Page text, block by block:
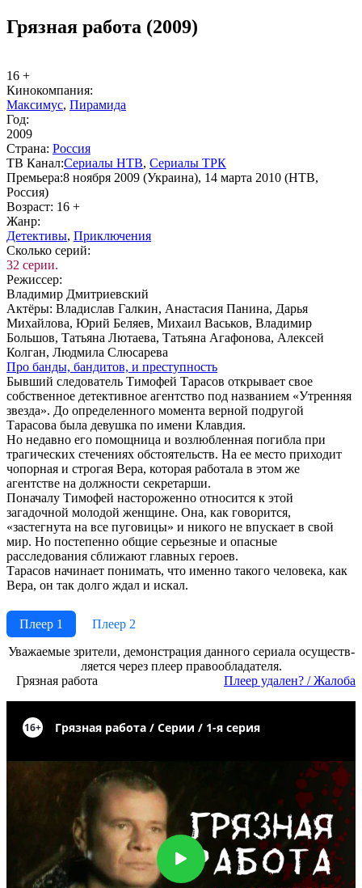
Грязная работа (2009)
16 +
Ки­но­ком­па­ния:
Максимус, Пирамида
Год:
2009
Стра­на: Рос­сия
ТВ Ка­нал:Се­риа­лы НТВ, Се­риа­лы ТРК
Пре­мье­ра:8 ноября 2009 (Украина), 14 марта 2010 (НТВ,
Россия)
Воз­раст: 16 +
Жанр:
Де­тек­ти­вы, При­клю­че­ния
Сколь­ко се­рий:
32 серии.
Ре­жис­сер:
Владимир Дмитриевский
Ак­тё­ры: Владислав Галкин, Анастасия Панина, Дарья
Михайлова, Юрий Беляев, Михаил Васьков, Владимир
Большов, Татьяна Лютаева, Татьяна Агафонова, Алексей
Колган, Людмила Слюсарева
Про бан­ды, бан­ди­тов, и пре­ступ­ность
Бывший следователь Тимофей Тарасов открывает свое
собственное детективное агентство под названием «Утренняя
звезда». До определенного момента верной подругой
Тарасова была девушка по имени Клавдия.
Но недавно его помощница и возлюбленная погибла при
трагических стечениях обстоятельств. На ее место приходит
чопорная и строгая Вера, которая работала в этом же
агентстве на должности секретарши.
Поначалу Тимофей настороженно относится к этой
загадочной молодой женщине. Она, как говорится,
«застегнута на все пуговицы» и никого не впускает в свой
мир. Но постепенно общие серьезные и опасные
расследования сближают главных героев.
Тарасов начинает понимать, что именно такого человека, как
Вера, он так долго ждал и искал.
Плеер 1
Плеер 2
Ува­жае­мые зри­те­ли, де­мон­ст­ра­ция дан­но­го се­риа­ла осу­ще­ст­в­
ля­ет­ся че­рез пле­ер пра­во­об­ла­да­те­ля.
Грязная работа
Пле­ер уда­лен? / Жа­ло­ба